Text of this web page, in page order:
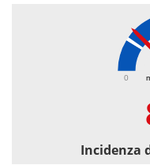
0
Incidenza